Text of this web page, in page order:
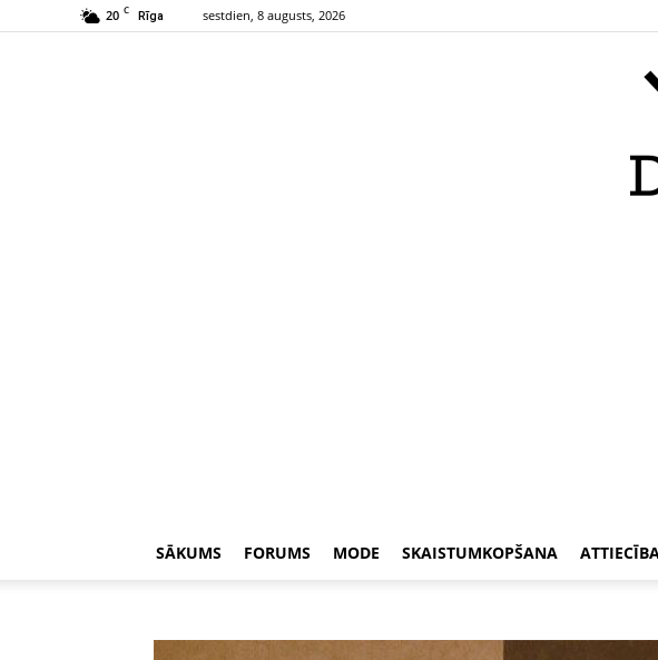
20 C Rīga sestdien, 8 augusts, 2026
SĀKUMS FORUMS MODE SKAISTUMKOPŠANA